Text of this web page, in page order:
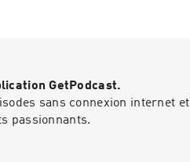
GetPodcast.
sans connexion internet et
passionnants.